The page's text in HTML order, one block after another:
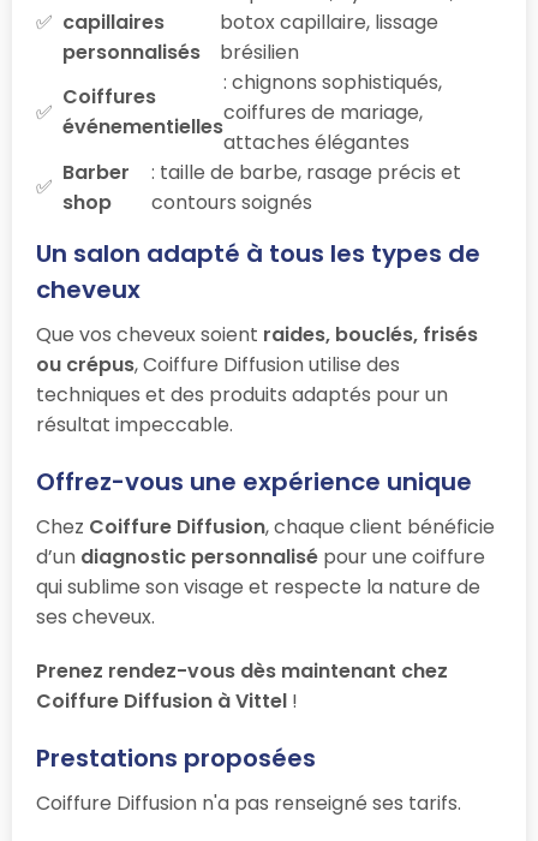
capillaires
personnalisés
botox capillaire, lissage
brésilien
Coiffures
événementielles
: chignons sophistiqués,
coiffures de mariage,
attaches élégantes
Barber
shop
: taille de barbe, rasage précis et
contours soignés
Un salon adapté à tous les types de
cheveux
Que vos cheveux soient raides, bouclés, frisés
ou crépus, Coiffure Diffusion utilise des
techniques et des produits adaptés pour un
résultat impeccable.
Offrez-vous une expérience unique
Chez Coiffure Diffusion, chaque client bénéficie
d’un diagnostic personnalisé pour une coiffure
qui sublime son visage et respecte la nature de
ses cheveux.
Prenez rendez-vous dès maintenant chez
Coiffure Diffusion à Vittel !
Prestations proposées
Coiffure Diffusion n'a pas renseigné ses tarifs.